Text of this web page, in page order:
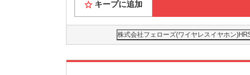
キープに追加
株式会社フェローズ(ワイヤレスイヤホン